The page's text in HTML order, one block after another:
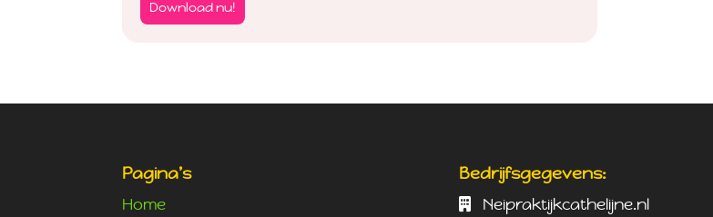
Download nu!
Pagina’s
Home
Bedrijfsgegevens:
Neipraktijkcathelijne.nl